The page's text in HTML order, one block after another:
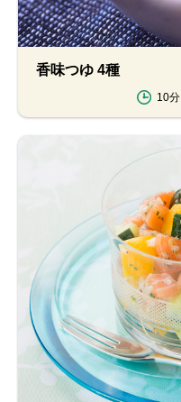
香味つゆ 4種
10分